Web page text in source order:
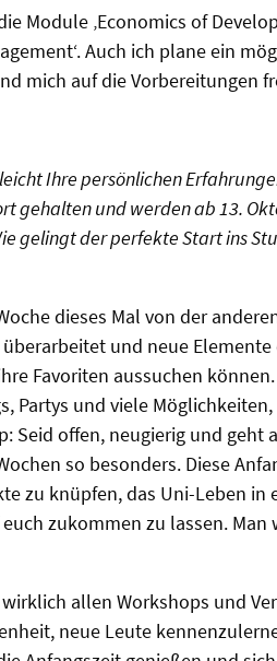
Module ‚Economics of
Auch ich plane ein
mich auf die Vorbereitungen
Ihre persönlichen
gehalten und werden ab 13.
gelingt der perfekte Start ins
dieses Mal von der
und neue Elemente
Favoriten aussuchen
Partys und viele
Seid offen, neugierig und geht
so besonders. Diese
zu knüpfen, das Uni-Leben in
zukommen zu lassen. Man
allen Workshops und
neue Leute